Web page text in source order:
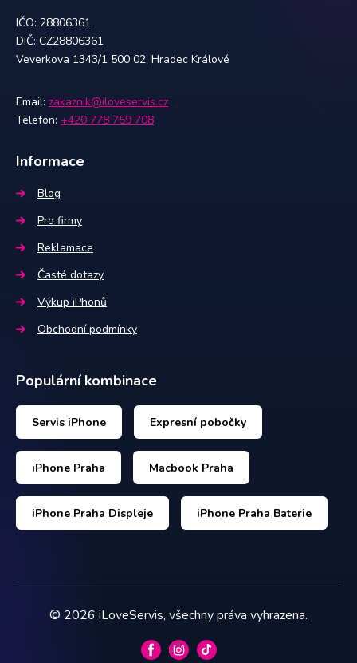
IČO: 28806361
DIČ: CZ28806361
Veverkova 1343/1 500 02, Hradec Králové
Email: zakaznik@iloveservis.cz
Telefon: +420 778 759 708
Informace
Blog
Pro firmy
Reklamace
Časté dotazy
Výkup iPhonů
Obchodní podmínky
Populární kombinace
Servis iPhone Expresní pobočky
iPhone Praha Macbook Praha
iPhone Praha Displeje iPhone Praha Baterie
© 2026 iLoveServis, všechny práva vyhrazena.